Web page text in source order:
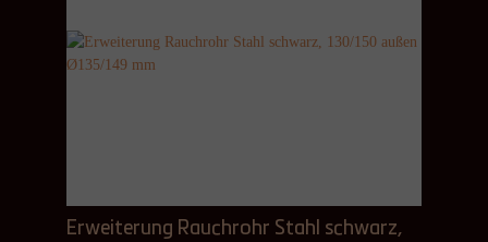
Erweiterung Rauchrohr Stahl schwarz,